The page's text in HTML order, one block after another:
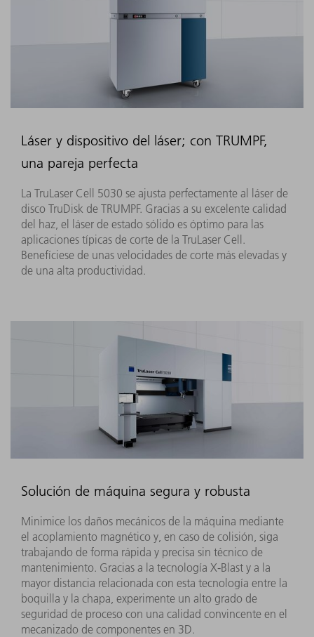
Láser y dispositivo del láser; con TRUMPF,
una pareja perfecta
La TruLaser Cell 5030 se ajusta perfectamente al láser de
disco TruDisk de TRUMPF. Gracias a su excelente calidad
del haz, el láser de estado sólido es óptimo para las
aplicaciones típicas de corte de la TruLaser Cell.
Benefíciese de unas velocidades de corte más elevadas y
de una alta productividad.
Solución de máquina segura y robusta
Minimice los daños mecánicos de la máquina mediante
el acoplamiento magnético y, en caso de colisión, siga
trabajando de forma rápida y precisa sin técnico de
mantenimiento. Gracias a la tecnología X-Blast y a la
mayor distancia relacionada con esta tecnología entre la
boquilla y la chapa, experimente un alto grado de
seguridad de proceso con una calidad convincente en el
mecanizado de componentes en 3D.